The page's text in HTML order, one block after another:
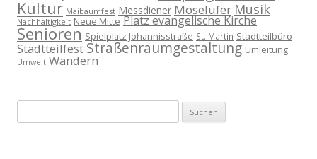
Kultur Maibaumfest Messdiener Moselufer Musik
Nachhaltigkeit Neue Mitte Platz evangelische Kirche
Senioren Spielplatz Johannisstraße St. Martin Stadtteilbüro
Stadtteilfest Straßenraumgestaltung Umleitung
Umwelt Wandern
nach: